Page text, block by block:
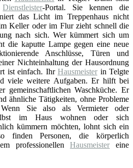
Dienstleister-Portal. Sie kennen die
das Licht im Treppenhaus nicht
Keller oder im Flur zieht schnell die
nach sich. Wer kümmert sich um
die kaputte Lampe gegen eine neue
Anschlüsse, Türen und
Nichteinhaltung der Hausordnung
ist einfach. Ihr Hausmeister in Telgte
viele weitere Aufgaben. Er hilft bei
gemeinschaftlichen Waschküche. Er
ähnliche Tätigkeiten, ohne Probleme
Sie also als Vermieter oder
im Haus wohnen oder sich
kümmern möchten, lohnt sich ein
finden Personen, die körperlich
professionellenHausmeister eine